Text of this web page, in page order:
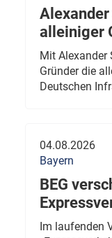
alleiniger
Mit Alexander
Gründer die
Deutschen
04.08.2026
Bayern
BEG
Im laufenden